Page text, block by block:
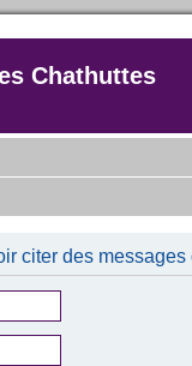
Chathuttes
citer des messages